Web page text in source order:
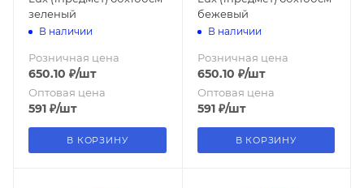
зеленый
В наличии
Розничная цена
650.10 ₽/шт
Оптовая цена
591 ₽/шт
В КОРЗИНУ
бежевый
В наличии
Розничная цена
650.10 ₽/шт
Оптовая цена
591₽/шт
В КОРЗИНУ